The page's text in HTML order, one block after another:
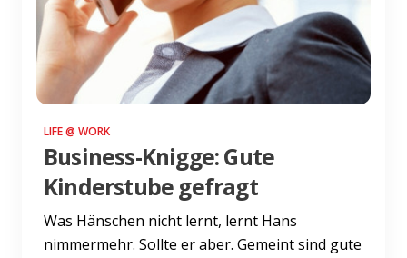
LIFE @ WORK
Business-Knigge: Gute
Kinderstube gefragt
Was Hänschen nicht lernt, lernt Hans
nimmermehr. Sollte er aber. Gemeint sind gute